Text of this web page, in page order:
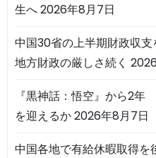
生へ2026年8月7日
中国30省の上半期財政収
地方財政の厳しさ続く
『黒神話：悟空』から2
を迎えるか2026年8月7日
中国各地で有給休暇取得